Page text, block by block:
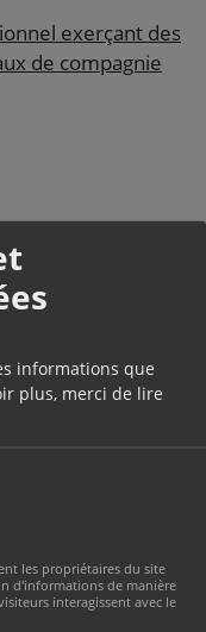
informations que
plus, merci de lire
les propriétaires du site
d'informations de manière
interagissent avec le
exerçant des
de compagnie
de
?
protégées ?
des chiens
un animal de
?